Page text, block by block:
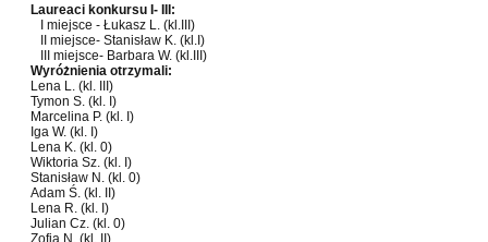
Laureaci konkursu I- III:
I miejsce - Łukasz L. (kl.III)
II miejsce- Stanisław K. (kl.I)
III miejsce- Barbara W. (kl.III)
Wyróżnienia otrzymali:
Lena L. (kl. III)
Tymon S. (kl. I)
Marcelina P. (kl. I)
Iga W. (kl. I)
Lena K. (kl. 0)
Wiktoria Sz. (kl. I)
Stanisław N. (kl. 0)
Adam Ś. (kl. II)
Lena R. (kl. I)
Julian Cz. (kl. 0)
Zofia N. (kl. II)